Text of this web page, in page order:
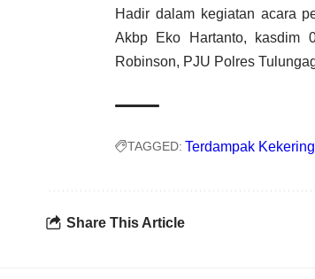
Akbp Eko Hartanto, kasdim
Robinson, PJU Polres